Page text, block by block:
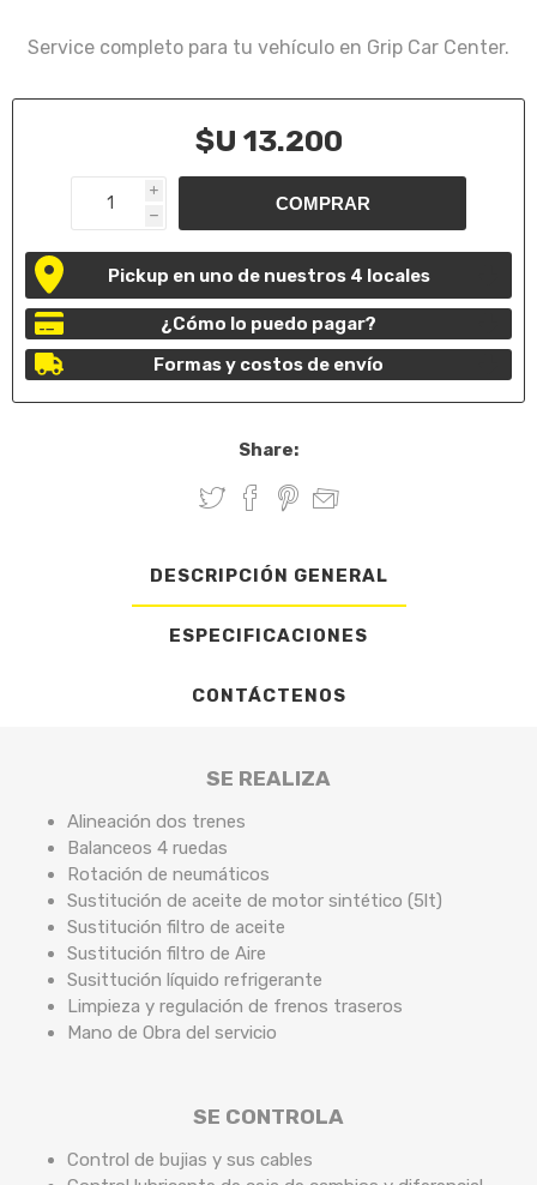
Service completo para tu vehículo en Grip Car Center.
$U 13.200
i
h
Pickup en uno de nuestros 4 locales
¿Cómo lo puedo pagar?
Formas y costos de envío
Share:
DESCRIPCIÓN GENERAL
ESPECIFICACIONES
CONTÁCTENOS
SE REALIZA
Alineación dos trenes
Balanceos 4 ruedas
Rotación de neumáticos
Sustitución de aceite de motor sintético (5lt)
Sustitución filtro de aceite
Sustitución filtro de Aire
Susittución líquido refrigerante
Limpieza y regulación de frenos traseros
Mano de Obra del servicio
SE CONTROLA
Control de bujias y sus cables